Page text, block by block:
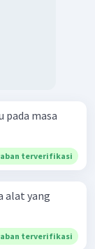
pada masa
terverifikasi
alat yang
terverifikasi